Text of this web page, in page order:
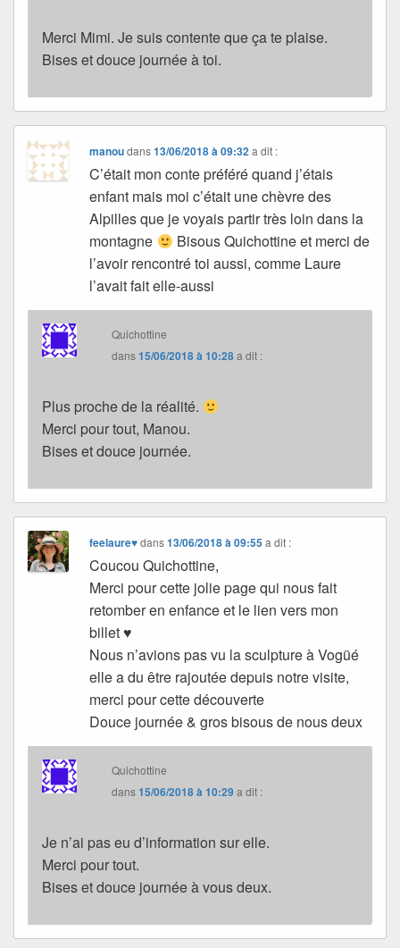
Merci Mimi. Je suis contente que ça te plaise.
Bises et douce journée à toi.
manoudans13/06/2018 à 09:32 a dit :
C’était mon conte préféré quand j’étais
enfant mais moi c’était une chèvre des
Alpilles que je voyais partir très loin dans la
montagne
Bisous Quichottine et merci de
l’avoir rencontré toi aussi, comme Laure
l’avait fait elle-aussi
Quichottine
dans15/06/2018 à 10:28a dit :
Plus proche de la réalité.
Merci pour tout, Manou.
Bises et douce journée.
feelaure♥dans13/06/2018 à 09:55 a dit :
Coucou Quichottine,
Merci pour cette jolie page qui nous fait
retomber en enfance et le lien vers mon
billet ♥
Nous n’avions pas vu la sculpture à Vogüé
elle a du être rajoutée depuis notre visite,
merci pour cette découverte
Douce journée & gros bisous de nous deux
Quichottine
dans15/06/2018 à 10:29a dit :
Je n’ai pas eu d’information sur elle.
Merci pour tout.
Bises et douce journée à vous deux.